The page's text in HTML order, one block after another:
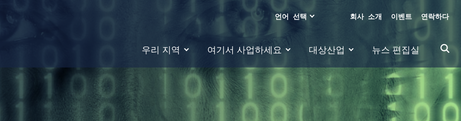
우리 지역 여기서 사업하세요 대상산업 뉴스 편집실
회사 소개 이벤트 연락하다
언어 선택